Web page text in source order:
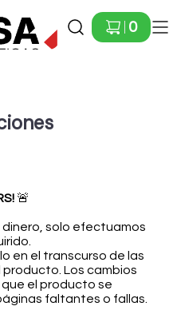
0
🚨
solo efectuamos
en el transcurso de las
producto. Los cambios
el producto se
faltantes o fallas.